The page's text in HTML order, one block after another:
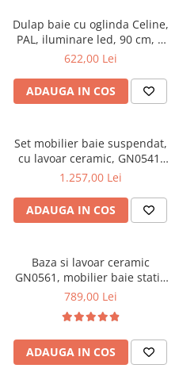
Dulap baie cu oglinda Celine,
PAL, iluminare led, 90 cm, 3
usi, 3 rafturi, soft close, alb
622,00 Lei
ADAUGA IN COS
Set mobilier baie suspendat,
cu lavoar ceramic, GN0541,
front MDF, 60 cm, 2 sertare,
cu dulap GN0201,
dreptunghiulara, PAL,
1.257,00 Lei
ADAUGA IN COS
Baza si lavoar ceramic
GN0561, mobilier baie stativ
70 cm, front MDF, 2 usi,
alb/antracit
789,00 Lei
ADAUGA IN COS